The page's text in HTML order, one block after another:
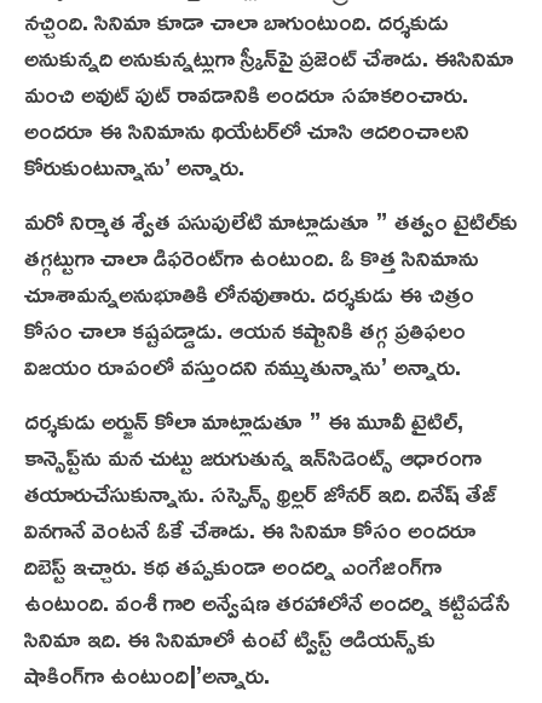
నచ్చింది. సినిమా కూడా చాలా బాగుంటుంది. దర్శకుడు
అనుకున్నది అనుకున్నట్లుగా స్క్రీన్‌పై ప్రజెంట్‌ చేశాడు. ఈసినిమా
మంచి అవుట్‌ పుట్‌ రావడానికి అందరూ సహకరించారు.
అందరూ ఈ సినిమాను థియేటర్‌లో చూసి ఆదరించాలని
కోరుకుంటున్నాను’ అన్నారు.
మరో నిర్మాత శ్వేత పసుపులేటి మాట్లాడుతూ ” తత్వం టైటిల్‌కు
తగ్గట్టుగా చాలా డిఫరెంట్‌గా ఉంటుంది. ఓ కొత్త సినిమాను
చూశామన్నఅనుభూతికి లోనవుతారు. దర్శకుడు ఈ చిత్రం
కోసం చాలా కష్టపడ్డాడు. ఆయన కష్టానికి తగ్గ ప్రతిఫలం
విజయం రూపంలో వస్తుందని నమ్ముతున్నాను’ అన్నారు.
దర్శకుడు అర్జున్‌ కోలా మాట్లాడుతూ ” ఈ మూవీ టైటిల్‌,
కాన్సెప్ట్‌ను మన చుట్టు జరుగుతున్న ఇన్‌సిడెంట్స్‌ ఆధారంగా
తయారుచేసుకున్నాను. సస్పెన్స్‌ థ్రిల్లర్‌ జోనర్‌ ఇది. దినేష్‌ తేజ్‌
వినగానే వెంటనే ఓకే చేశాడు. ఈ సినిమా కోసం అందరూ
దిబెస్ట్‌ ఇచ్చారు. కథ తప్పకుండా అందర్ని ఎంగేజింగ్‌గా
ఉంటుంది. వంశీ గారి అన్వేషణ తరహాలోనే అందర్ని కట్టిపడేసే
సినిమా ఇది. ఈ సినిమాలో ఉంటే ట్విస్ట్‌ ఆడియన్స్‌కు
షాకింగ్‌గా ఉంటుంది|’అన్నారు.